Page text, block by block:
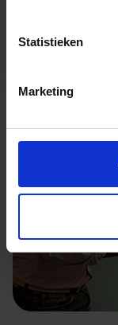
Statistieken
Marketing